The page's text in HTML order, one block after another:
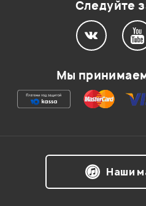
Ваша оценка:
Следуйте
Мы
Наши